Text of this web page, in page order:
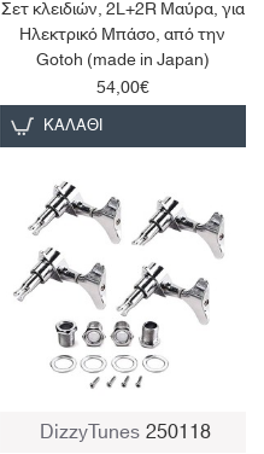
Σετ κλειδιών, 2L+2R Μαύρα, για
Ηλεκτρικό Μπάσο, από την
Gotoh (made in Japan)
54,00€
ΚΑΛΆΘΙ
DizzyTunes250118